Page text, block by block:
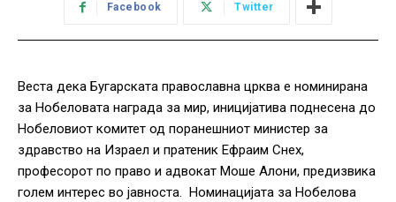
Facebook Twitter
Веста дека Бугарската православна црква е номинирана
за Нобеловата награда за мир, иницијатива поднесена до
Нобеловиот комитет од поранешниот министер за
здравство на Израел и пратеник Ефраим Снех,
професорот по право и адвокат Моше Алони, предизвика
голем интерес во јавноста. Номинацијата за Нобелова